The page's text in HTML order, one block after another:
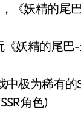
妖精的尾巴-
精的尾巴-
极为稀有的
角色)